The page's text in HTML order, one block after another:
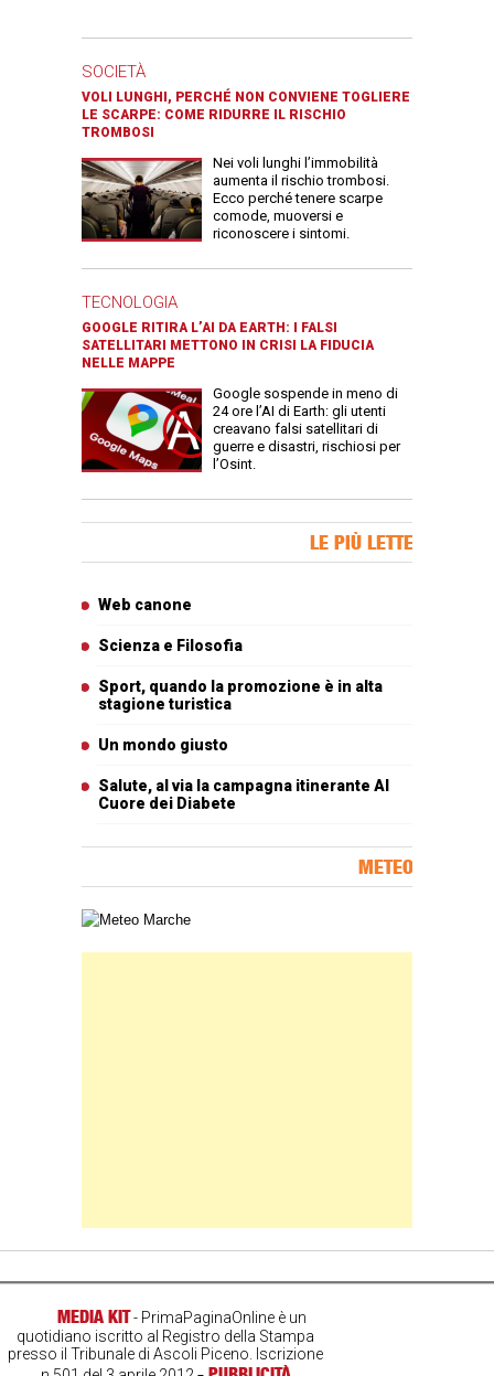
SOCIETÀ
VOLI LUNGHI, PERCHÉ NON CONVIENE TOGLIERE
LE SCARPE: COME RIDURRE IL RISCHIO
TROMBOSI
Nei voli lunghi l’immobilità
aumenta il rischio trombosi.
Ecco perché tenere scarpe
comode, muoversi e
riconoscere i sintomi.
TECNOLOGIA
GOOGLE RITIRA L’AI DA EARTH: I FALSI
SATELLITARI METTONO IN CRISI LA FIDUCIA
NELLE MAPPE
Google sospende in meno di
24 ore l’AI di Earth: gli utenti
creavano falsi satellitari di
guerre e disastri, rischiosi per
l’Osint.
LE PIÙ LETTE
Web canone
Scienza e Filosofia
Sport, quando la promozione è in alta
stagione turistica
Un mondo giusto
Salute, al via la campagna itinerante Al
Cuore dei Diabete
METEO
Carta meteorologica delle Marche
MEDIA KIT- PrimaPaginaOnline è un
quotidiano iscritto al Registro della Stampa
presso il Tribunale di Ascoli Piceno. Iscrizione